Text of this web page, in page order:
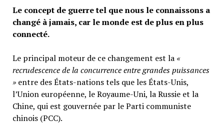
Le concept de guerre tel que nous le connaissons a
changé à jamais, car le monde est de plus en plus
connecté.
Le principal moteur de ce changement est la «
recrudescence de la concurrence entre grandes puissances
»entre des États-nations tels que les États-Unis,
l’Union européenne, le Royaume-Uni, la Russie et la
Chine, qui est gouvernée par le Parti communiste
chinois (PCC).